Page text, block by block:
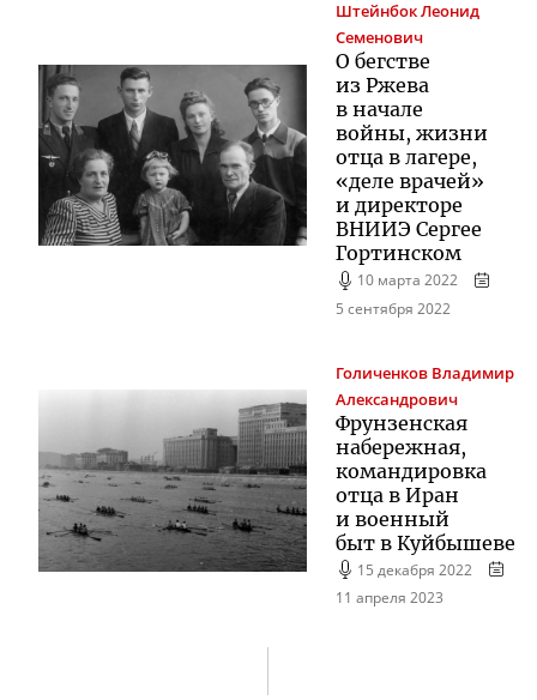
ШтейнбокЛеонид
Семенович
О бегстве
из Ржева
в начале
войны, жизни
отца в лагере,
«деле врачей»
и директоре
ВНИИЭ Сергее
Гортинском
10 марта 2022
5 сентября 2022
Голиченков Владимир
Александрович
Фрунзенская
набережная,
командировка
отца в Иран
и военный
быт в Куйбышеве
15 декабря 2022
11 апреля 2023